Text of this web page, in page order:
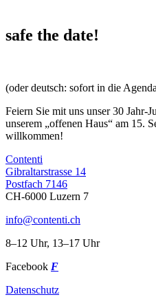
safe the date!
(oder deutsch: sofort in die
Feiern Sie mit uns unser 30 Jahr-
unserem „offenen Haus“ am 15.
willkommen!
Contenti
Gibraltarstrasse 14
Postfach 7146
CH-6000 Luzern 7
info@contenti.ch
8–12 Uhr, 13–17 Uhr
Facebook F
Datenschutz